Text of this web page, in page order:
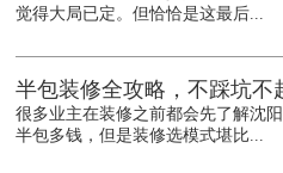
觉得大局已定。但恰恰是这最后...
半包装修全攻略，不踩坑不
很多业主在装修之前都会先了解沈
半包多钱，但是装修选模式堪比...